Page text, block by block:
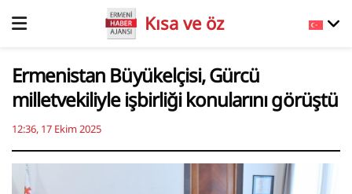
Kısa ve öz
Ermenistan Büyükelçisi, Gürcü
milletvekiliyle işbirliği konularını görüştü
12:36, 17 Ekim 2025